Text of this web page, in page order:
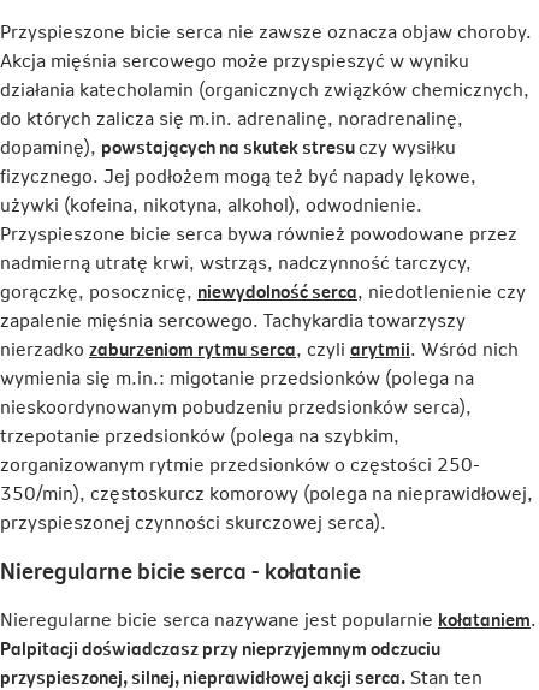
Przyspieszone bicie serca nie zawsze oznacza objaw choroby.
Akcja mięśnia sercowego może przyspieszyć w wyniku
działania katecholamin (organicznych związków chemicznych,
do których zalicza się m.in. adrenalinę, noradrenalinę,
dopaminę), powstających na skutek stresuczy wysiłku
fizycznego. Jej podłożem mogą też być napady lękowe,
używki (kofeina, nikotyna, alkohol), odwodnienie.
Przyspieszone bicie serca bywa również powodowane przez
nadmierną utratę krwi, wstrząs, nadczynność tarczycy,
gorączkę, posocznicę, niewydolność serca Link
otwiera
się
w
nowej
karcie
, niedotlenienie czy
zapalenie mięśnia sercowego. Tachykardia towarzyszy
nierzadko zaburzeniom rytmu serca Link
otwiera
się
w
nowej
karcie
, czyli arytmii Link
otwiera
się
nowej
karcie
. Wśród nich
wymienia się m.in.: migotanie przedsionków (polega na
nieskoordynowanym pobudzeniu przedsionków serca),
trzepotanie przedsionków (polega na szybkim,
zorganizowanym rytmie przedsionków o częstości 250-
350/min), częstoskurcz komorowy (polega na nieprawidłowej,
przyspieszonej czynności skurczowej serca).
Nieregularne bicie serca - kołatanie
Nieregularne bicie serca nazywane jest popularnie kołataniem.
Palpitacji doświadczasz przy nieprzyjemnym odczuciu
przyspieszonej, silnej, nieprawidłowej akcji serca.Stan ten